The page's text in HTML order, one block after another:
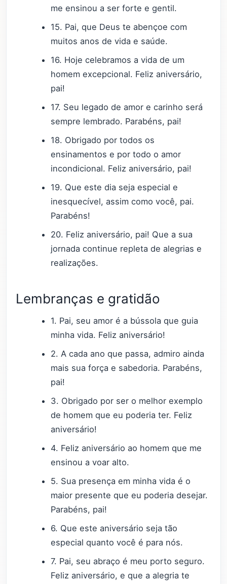
me ensinou a ser forte e gentil.
15. Pai, que Deus te abençoe com
muitos anos de vida e saúde.
16. Hoje celebramos a vida de um
homem excepcional. Feliz aniversário,
pai!
17. Seu legado de amor e carinho será
sempre lembrado. Parabéns, pai!
18. Obrigado por todos os
ensinamentos e por todo o amor
incondicional. Feliz aniversário, pai!
19. Que este dia seja especial e
inesquecível, assim como você, pai.
Parabéns!
20. Feliz aniversário, pai! Que a sua
jornada continue repleta de alegrias e
realizações.
Lembranças e gratidão
1. Pai, seu amor é a bússola que guia
minha vida. Feliz aniversário!
2. A cada ano que passa, admiro ainda
mais sua força e sabedoria. Parabéns,
pai!
3. Obrigado por ser o melhor exemplo
de homem que eu poderia ter. Feliz
aniversário!
4. Feliz aniversário ao homem que me
ensinou a voar alto.
5. Sua presença em minha vida é o
maior presente que eu poderia desejar.
Parabéns, pai!
6. Que este aniversário seja tão
especial quanto você é para nós.
7. Pai, seu abraço é meu porto seguro.
Feliz aniversário, e que a alegria te